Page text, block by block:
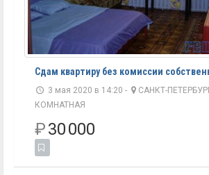
Сдам квартиру без комиссии
3 мая 2020 в 14:20 - САНКТ-
КОМНАТНАЯ
₽30 000